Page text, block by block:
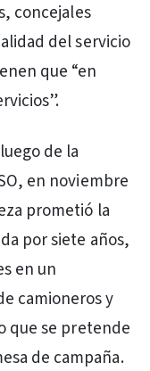
concejales
del servicio
que “en
de la
en noviembre
prometió la
por siete años,
en un
camioneros y
que se pretende
de campaña.